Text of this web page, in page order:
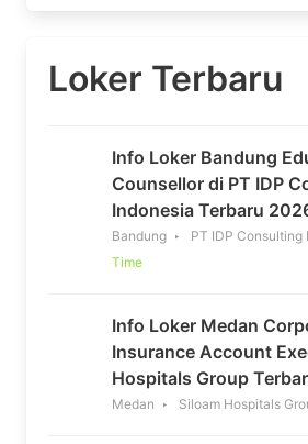
Loker Terbaru
Info Loker Bandung
Counsellor di PT IDP
Indonesia Terbaru
Bandung PT IDP Consulting
Time
Info Loker Medan
Insurance Account
Hospitals Group
Medan Siloam Hospitals